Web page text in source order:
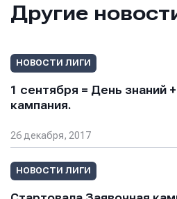
Другие
НОВОСТИ ЛИГИ
1 сентября = День знаний
кампания.
26 декабря, 2017
НОВОСТИ ЛИГИ
Имя
Имя
Имя
E-mail